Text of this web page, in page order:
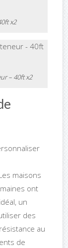
x2
– 40ft x2
maisons
ont
un
des
au
de